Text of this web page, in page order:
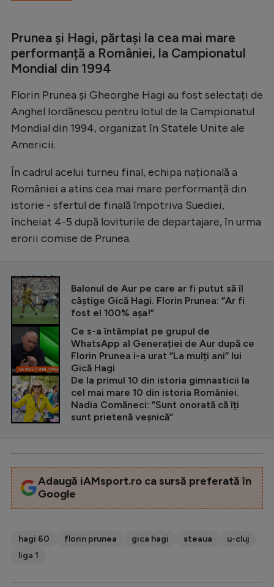
Prunea și Hagi, părtași la cea mai mare
performanță a României, la Campionatul
Mondial din 1994
Florin Prunea și Gheorghe Hagi au fost selectați de
Anghel Iordănescu pentru lotul de la Campionatul
Mondial din 1994, organizat în Statele Unite ale
Americii.
În cadrul acelui turneu final, echipa națională a
României a atins cea mai mare performanță din
istorie - sfertul de finală împotriva Suediei,
încheiat 4-5 după loviturile de departajare, în urma
erorii comise de Prunea.
CITEȘTE ȘI
Balonul de Aur pe care ar fi putut să îl
câștige Gică Hagi. Florin Prunea: ”Ar fi
fost el 100% așa!”
Ce s-a întâmplat pe grupul de
WhatsApp al Generației de Aur după ce
Florin Prunea i-a urat ”La mulți ani” lui
Gică Hagi
De la primul 10 din istoria gimnasticii la
cel mai mare 10 din istoria României.
Nadia Comăneci: ”Sunt onorată că îți
sunt prietenă veșnică”
Adaugă iAMsport.ro ca sursă preferată în
Google
hagi 60 florin prunea gica hagi steaua
u-cluj
liga 1